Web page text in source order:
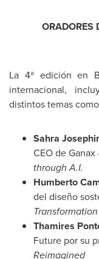
ORADORES
La 4ª edición en
internacional,
distintos temas
Sahra
CEO de Ganax
through A.I.
Humberto
del diseño
Transformation
Thamires
Future por su
Reimagined